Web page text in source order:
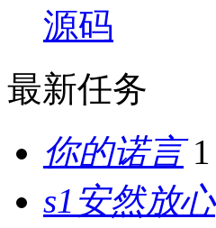
最新任务
你的诺言 1
s1安然放心